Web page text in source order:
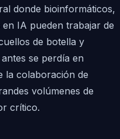
donde bioinformáticos,
IA pueden trabajar de
de botella y
se perdía en
la colaboración de
volúmenes de
crítico.